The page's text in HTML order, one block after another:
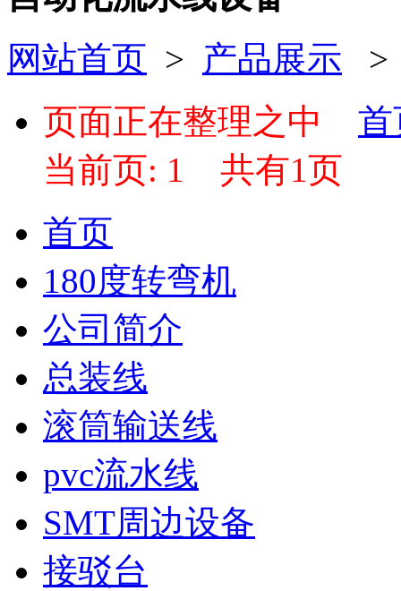
网站首页 > 产品展示
页面正在整理之中
首
当前页: 1
共有1页
首页
180度转弯机
公司简介
总装线
滚筒输送线
pvc流水线
SMT周边设备
接驳台